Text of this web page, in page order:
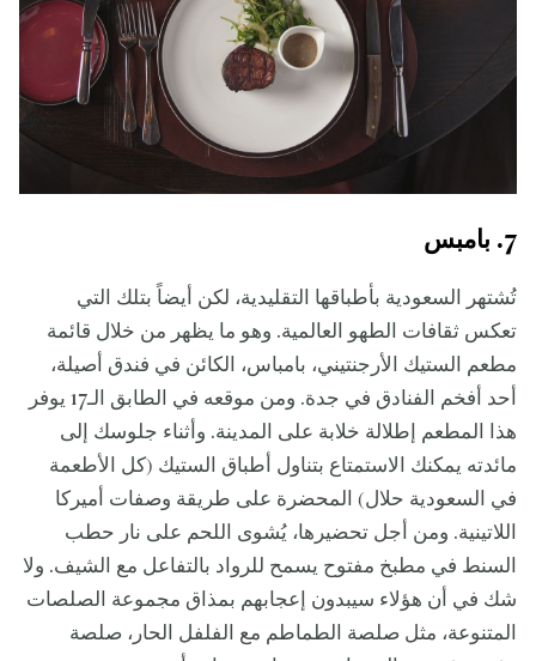
7. بامبس
تُشتهر السعودية بأطباقها التقليدية، لكن أيضاً بتلك التي
تعكس ثقافات الطهو العالمية. وهو ما يظهر من خلال قائمة
مطعم الستيك الأرجنتيني، بامباس، الكائن في فندق أصيلة،
أحد أفخم الفنادق في جدة. ومن موقعه في الطابق الـ17 يوفر
هذا المطعم إطلالة خلابة على المدينة. وأثناء جلوسك إلى
مائدته يمكنك الاستمتاع بتناول أطباق الستيك (كل الأطعمة
في السعودية حلال) المحضرة على طريقة وصفات أميركا
اللاتينية. ومن أجل تحضيرها، يُشوى اللحم على نار حطب
السنط في مطبخ مفتوح يسمح للرواد بالتفاعل مع الشيف. ولا
شك في أن هؤلاء سيبدون إعجابهم بمذاق مجموعة الصلصات
المتنوعة، مثل صلصة الطماطم مع الفلفل الحار، صلصة